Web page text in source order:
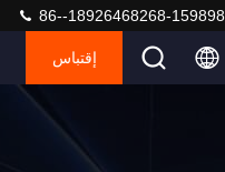
86--18926468268-
إقتباس